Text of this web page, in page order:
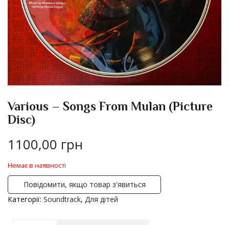
Various – Songs From Mulan (Picture
Disc)
1100,00 грн
Немає в наявності
Повідомити, якщо товар з'явиться
Категорії: Soundtrack, Для дітей